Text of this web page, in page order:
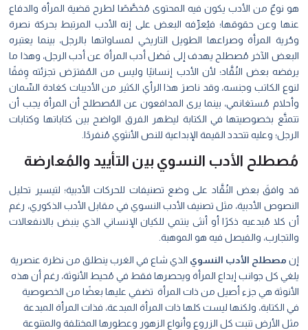
هو نوعٌ من الأدب يكون فيه المحتوى مُخصَّصًا لطرح قضية المرأة والدفاع
عنها وعن حقوقها؛ فيُعرِّفه البعض على إنه الأدب المرتبط بحركة نصرة
وحُرية المرأة وصراعها الطويل التاريخي لمساواتها بالرجل، بينما يعتبره
البعض الآخر مُصطلح يهدف إلى فَصْل أدب المرأة عن أدب الرجل، وهذا ما
يرفضه بعض النُقَّاد؛ لأن الأدب إنسانيًا وليس من المُفترَض تجزئته وِفقًا
لنوع الكاتب وجنسه، وقد ناصرَ هذا الرأي الكثير من الأديبات كغادة السِّمان
وأحلام مُستغانمي، بينما يرى المدافعون عن المُصطلح أن المرأة يجب أن
تتمتَّع بخصوصيتها في الكتابة ليظهر الفرق الواضح بين كتاباتها وكتابات
الرجل؛ وعليه تتحدد القيمة الإبداعية للنص الأنثوي مُنفردًا.
مُصطلح الأدب النسوي بين التأييد والمُعارضة
قد وافقَ بعض النُقَّاد على وضع تصنيفات للحركات الأدبية؛ لتيسير تحليل
النصوص الأدبية، مثل تصنيف الأدب النسوي في مقابل الأدب الذكوري، رغم
أن كلا مُبدعيه ذكرًا أو أنثى ينتمي للكيان الإنساني الذي ينبض بالانفعالات
والتجارب، والفيصل فيه هو الموهبة.
إن مصطلح الأدب النسوي الذي شاع في الغرب ينطلق من نظرة عنصرية
يلغي كل جوانب إبداع المرأة ويحصرها فقط في مُحيط الأنوثة، رغم أن هذه
الأنوثة هي جزء أصيل من ذات المرأة تضفي عليها بعضًا من الخصوصية
في الكتابة، ولكنها ليست كلها ذات المرأة المبدعة، فذات المرأة المبدعة
مثل الأرض تنبت كل الزروع وأنواع الزهور وعطورها المختلفة والمتنوعة